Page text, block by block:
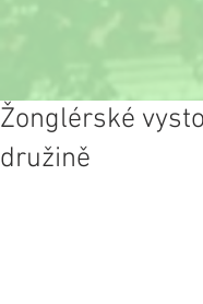
Žonglérské
družině